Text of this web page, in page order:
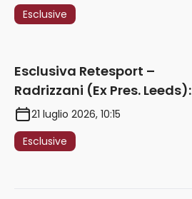
giocare nella Roma”
Esclusive
Esclusiva Retesport –
Radrizzani (Ex Pres. Leeds):
“Summerville ragazzo
speciale, in Italia con Gasp
può esplodere
21 luglio 2026, 10:15
Esclusive